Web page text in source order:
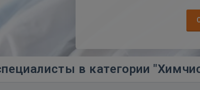
в категории